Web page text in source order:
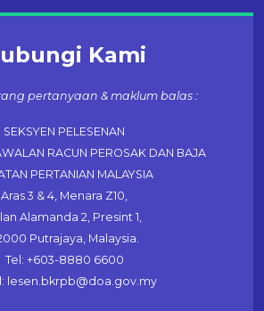
Kami
pertanyaan & maklum balas :
SEKSYEN PELESENAN
RACUN PEROSAK DAN BAJA
PERTANIAN MALAYSIA
Aras 3 & 4, Menara Z10,
Alamanda 2, Presint 1,
Putrajaya, Malaysia.
Tel: +603-8880 6600
lesen.bkrpb@doa.gov.my